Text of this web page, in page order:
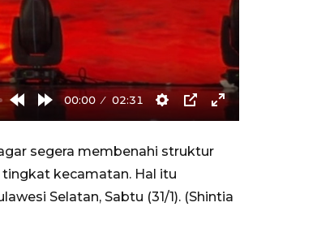
RewindForward
00:00 02:31
Settings
PIP Enter
segera membenahi struktur
kecamatan. Hal itu
Selatan, Sabtu (31/1). (Shintia